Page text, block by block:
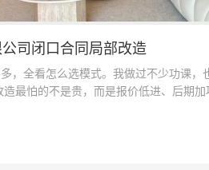
司闭口合同局部改造
，全看怎么选模式。我做过不少功课，
最怕的不是贵，而是报价低进、后期加